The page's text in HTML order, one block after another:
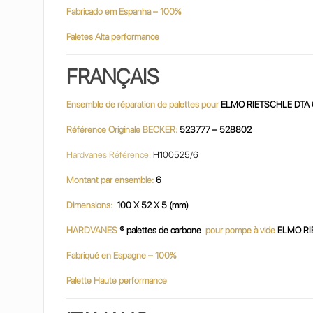
Fabricado em Espanha – 100%
Paletes Alta performance
FRANÇAIS
Ensemble de réparation de palettes pour ELMO RIETSCHLE DTA
Référence Originale BECKER: 523777 – 528802
Hardvanes Référence: H100525/6
Montant par ensemble: 6
Dimensions: 100 X 52 X 5 (mm)
HARDVANES ® palettes de carbone pour pompe à vide ELMO
Fabriqué en Espagne – 100%
Palette Haute performance